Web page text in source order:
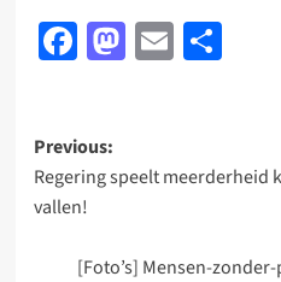
Facebook
Mastodon
Email
Post
navigation
Previous:
Regering speelt meerderheid
vallen!
[Foto’s] Mensen-